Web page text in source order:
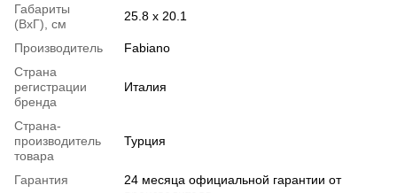
Габариты
(ВхГ), см
25.8 x 20.1
Производитель
Fabiano
Страна
регистрации
бренда
Италия
Страна-
производитель
товара
Турция
Гарантия
24 месяца официальной гарантии от